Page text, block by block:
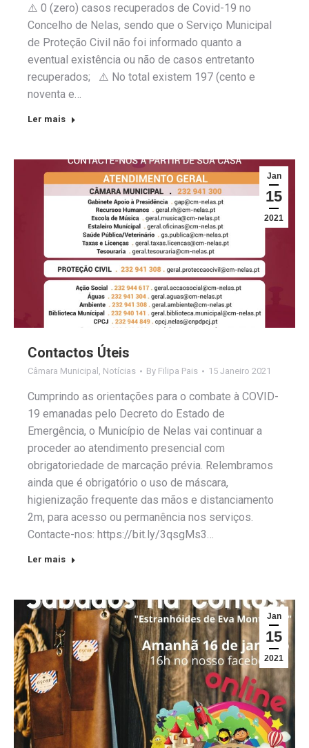
⚠️ 0 (zero) casos recuperados de Covid-19 no
Concelho de Nelas, sendo que o Serviço Municipal
de Proteção Civil não foi informado quanto a
eventual existência ou não de casos entretanto
recuperados; ⚠️ No total existem 197 (cento e
noventa e…
Ler mais
Jan
15
2021
Contactos Úteis
Câmara Municipal , Notícias By Filipa Pais 15 Janeiro 2021
Cumprindo as orientações para o combate à COVID-
19 emanadas pelo Decreto do Estado de
Emergência, o Município de Nelas vai continuar a
proceder ao atendimento presencial com
obrigatoriedade de marcação prévia. Relembramos
ainda que é obrigatório o uso de máscara,
higienização frequente das mãos e distanciamento
2m, para acesso ou permanência nos serviços.
Contacte-nos: https://bit.ly/3qsgMs3…
Ler mais
Jan
15
2021